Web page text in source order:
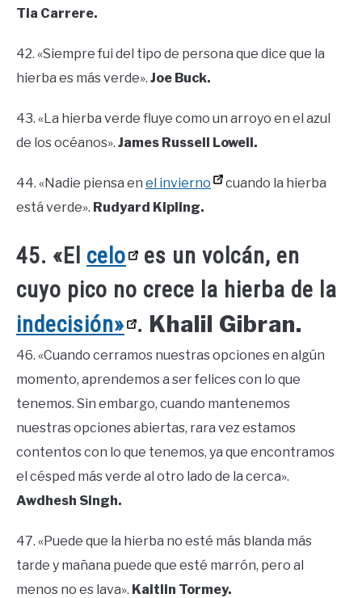
Tia Carrere.
42. «Siempre fui del tipo de persona que dice que la
hierba es más verde». Joe Buck.
43. «La hierba verde fluye como un arroyo en el azul
de los océanos». James Russell Lowell.
44. «Nadie piensa en el invierno
cuando la hierba
está verde». Rudyard Kipling.
45. «El celo
es un volcán, en
cuyo pico no crece la hierba de la
indecisión» . Khalil Gibran.
46. «Cuando cerramos nuestras opciones en algún
momento, aprendemos a ser felices con lo que
tenemos. Sin embargo, cuando mantenemos
nuestras opciones abiertas, rara vez estamos
contentos con lo que tenemos, ya que encontramos
el césped más verde al otro lado de la cerca».
Awdhesh Singh.
47. «Puede que la hierba no esté más blanda más
tarde y mañana puede que esté marrón, pero al
menos no es lava». Kaitlin Tormey.